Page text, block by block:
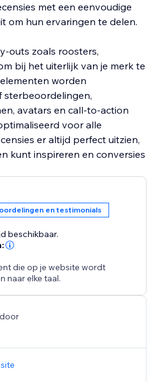
met een eenvoudige
om hun ervaringen te delen.
outs zoals roosters,
bij het uiterlijk van je merk te
worden
sterbeoordelingen,
avatars en call-to-action
voor alle
er altijd perfect uitzien,
kunt inspireren en conversies
Toon authentieke recensies
van je merk te versterken.
Gebruik klantfeedback om
aan te moedigen.
gebruikers gegenereerde
verbeteren.
– Boei bezoekers met
recensies weer te geven
in verkopen.
en testimonials
beschikbaar.
die op je website wordt
naar elke taal.